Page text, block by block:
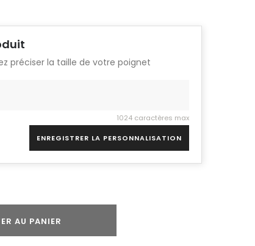
préciser la taille de votre poignet
1024 caractères max
ENREGISTRER LA PERSONNALISATION
AU PANIER